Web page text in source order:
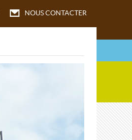
NOUS CONTACTER